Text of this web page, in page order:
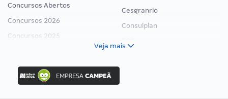
Concursos Abertos
Concursos 2026
Concursos 2025
Concurso Ibama
Concurso MPU
Editais publicados
Cesgranrio
Consulplan
Veja mais